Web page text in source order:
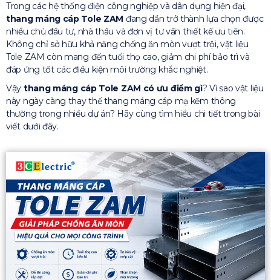
Trong các hệ thống điện công nghiệp và dân dụng hiện đại,
thang máng cáp Tole ZAM đang dần trở thành lựa chọn được
nhiều chủ đầu tư, nhà thầu và đơn vị tư vấn thiết kế ưu tiên.
Không chỉ sở hữu khả năng chống ăn mòn vượt trội, vật liệu
Tole ZAM còn mang đến tuổi thọ cao, giảm chi phí bảo trì và
đáp ứng tốt các điều kiện môi trường khắc nghiệt.
Vậy thang máng cáp Tole ZAM có ưu điểm gì? Vì sao vật liệu
này ngày càng thay thế thang máng cáp mạ kẽm thông
thường trong nhiều dự án? Hãy cùng tìm hiểu chi tiết trong bài
viết dưới đây.